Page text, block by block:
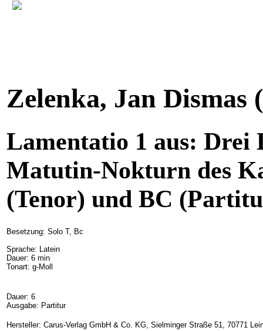
Zelenka, Jan Dismas
Lamentatio 1 aus: Drei
Matutin-Nokturn des
(Tenor) und BC
Besetzung: Solo T, Bc
Sprache: Latein
Dauer: 6 min
Tonart: g-Moll
Dauer: 6
Ausgabe: Partitur
Hersteller: Carus-Verlag GmbH & Co. KG, Sielminger Straße 51, 70771